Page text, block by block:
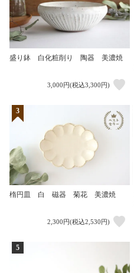
盛り鉢 白化粧削り 陶器 美濃焼
3,000円(税込3,300円)
3
楕円皿 白 磁器 菊花 美濃焼
2,300円(税込2,530円)
5